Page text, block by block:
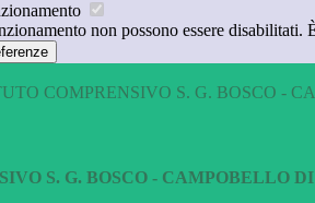
non possono essere
COMPRENSIVO S. G. BOSCO -
S. G. BOSCO - CAMPOBELLO